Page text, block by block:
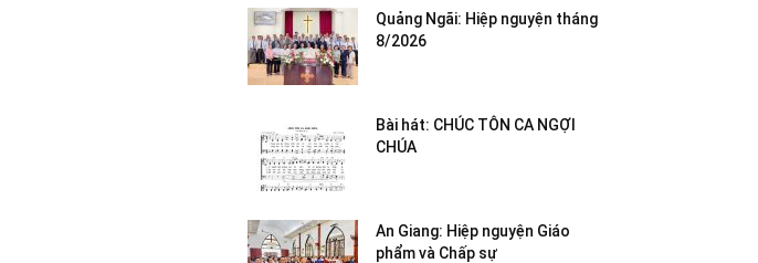
Quảng Ngãi: Hiệp nguyện tháng
8/2026
Bài hát: CHÚC TÔN CA NGỢI
CHÚA
An Giang: Hiệp nguyện Giáo
phẩm và Chấp sự